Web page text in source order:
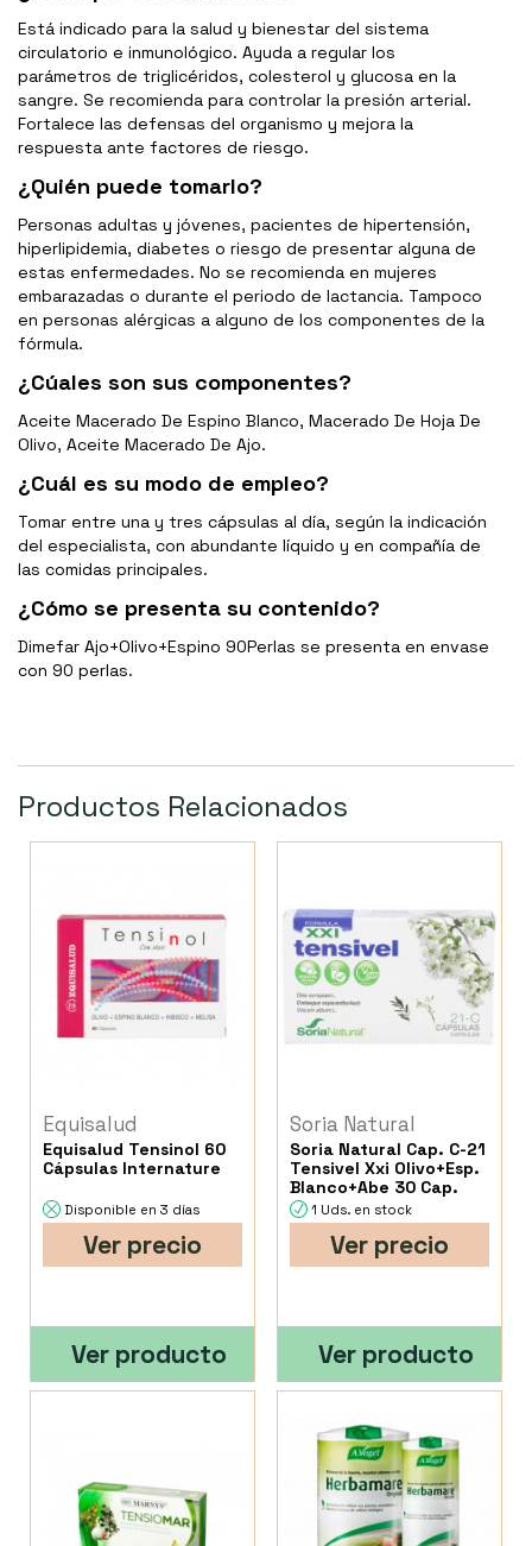
Está indicado para la salud y bienestar del sistema
circulatorio e inmunológico. Ayuda a regular los
parámetros de triglicéridos, colesterol y glucosa en la
sangre. Se recomienda para controlar la presión arterial.
Fortalece las defensas del organismo y mejora la
respuesta ante factores de riesgo.
¿Quién puede tomarlo?
Personas adultas y jóvenes, pacientes de hipertensión,
hiperlipidemia, diabetes o riesgo de presentar alguna de
estas enfermedades. No se recomienda en mujeres
embarazadas o durante el periodo de lactancia. Tampoco
en personas alérgicas a alguno de los componentes de la
fórmula.
¿Cúales son sus componentes?
Aceite Macerado De Espino Blanco, Macerado De Hoja De
Olivo, Aceite Macerado De Ajo.
¿Cuál es su modo de empleo?
Tomar entre una y tres cápsulas al día, según la indicación
del especialista, con abundante líquido y en compañía de
las comidas principales.
¿Cómo se presenta su contenido?
Dimefar Ajo+Olivo+Espino 90Perlas se presenta en envase
con 90 perlas.
Productos Relacionados
Equisalud
Equisalud Tensinol 60
Cápsulas Internature
Disponible en 3 días
Ver precio
Ver producto
Soria Natural
Soria Natural Cap. C-21
Tensivel Xxi Olivo+Esp.
Blanco+Abe 30 Cap.
1 Uds. en stock
Ver precio
Ver producto